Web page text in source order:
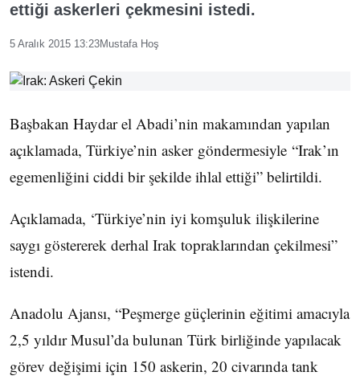
ettiği askerleri çekmesini istedi.
5 Aralık 2015 13:23Mustafa Hoş
Başbakan Haydar el Abadi’nin makamından yapılan
açıklamada, Türkiye’nin asker göndermesiyle “Irak’ın
egemenliğini ciddi bir şekilde ihlal ettiği” belirtildi.
Açıklamada, ‘Türkiye’nin iyi komşuluk ilişkilerine
saygı göstererek derhal Irak topraklarından çekilmesi”
istendi.
Anadolu Ajansı, “Peşmerge güçlerinin eğitimi amacıyla
2,5 yıldır Musul’da bulunan Türk birliğinde yapılacak
görev değişimi için 150 askerin, 20 civarında tank